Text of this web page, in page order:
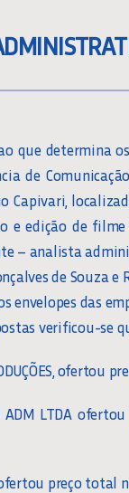
que determina os
de
Capivari,
e edição de
– analista
de Souza e
das
verificou-se
ofertou
ADM LTDA
preço total